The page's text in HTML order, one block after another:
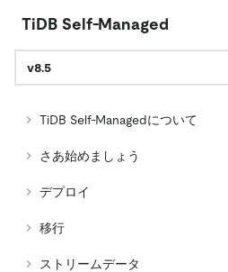
TiDB Self-Managed
v8.5
TiDB Self-Managedについて
さあ始めましょう
デプロイ
移行
ストリームデータ